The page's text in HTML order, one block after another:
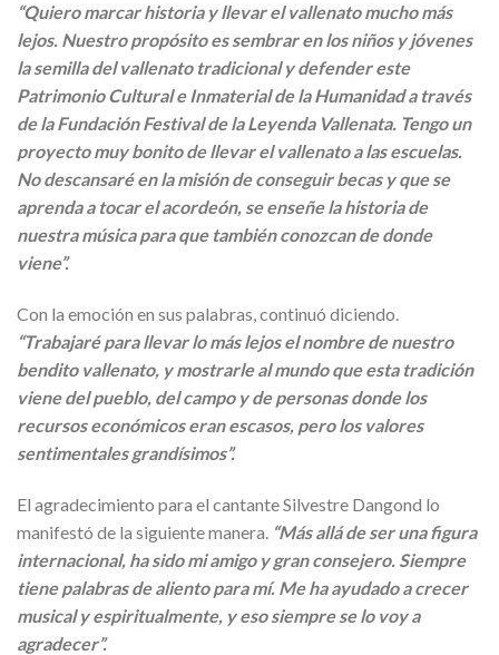
“Quiero marcar historia y llevar el vallenato mucho más
lejos. Nuestro propósito es sembrar en los niños y jóvenes
la semilla del vallenato tradicional y defender este
Patrimonio Cultural e Inmaterial de la Humanidad a través
de la Fundación Festival de la Leyenda Vallenata. Tengo un
proyecto muy bonito de llevar el vallenato a las escuelas.
No descansaré en la misión de conseguir becas y que se
aprenda a tocar el acordeón, se enseñe la historia de
nuestra música para que también conozcan de donde
viene”.
Con la emoción en sus palabras, continuó diciendo.
“Trabajaré para llevar lo más lejos el nombre de nuestro
bendito vallenato, y mostrarle al mundo que esta tradición
viene del pueblo, del campo y de personas donde los
recursos económicos eran escasos, pero los valores
sentimentales grandísimos”.
El agradecimiento para el cantante Silvestre Dangond lo
manifestó de la siguiente manera. “Más allá de ser una figura
internacional, ha sido mi amigo y gran consejero. Siempre
tiene palabras de aliento para mí. Me ha ayudado a crecer
musical y espiritualmente, y eso siempre se lo voy a
agradecer”.